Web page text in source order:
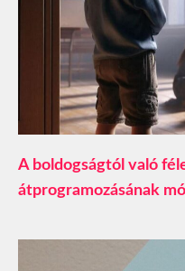
A boldogságtól való
átprogramozásának